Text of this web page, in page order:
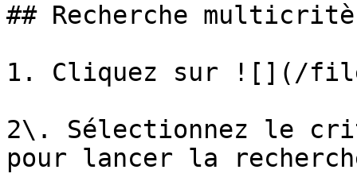
## Recherche
1. Cliquez sur ![](/files/
2\. Sélectionnez le
pour lancer la